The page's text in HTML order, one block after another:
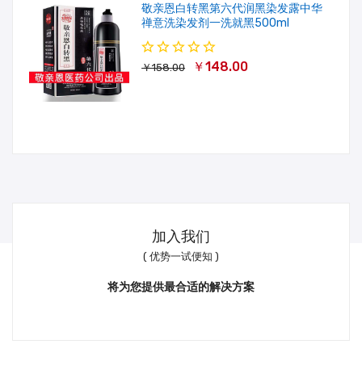
敬亲恩白转黑第六代润黑染发露中华
禅意洗染发剂一洗就黑500ml
￥158.00 ￥148.00
加入我们
( 优势一试便知 )
将为您提供最合适的解决方案